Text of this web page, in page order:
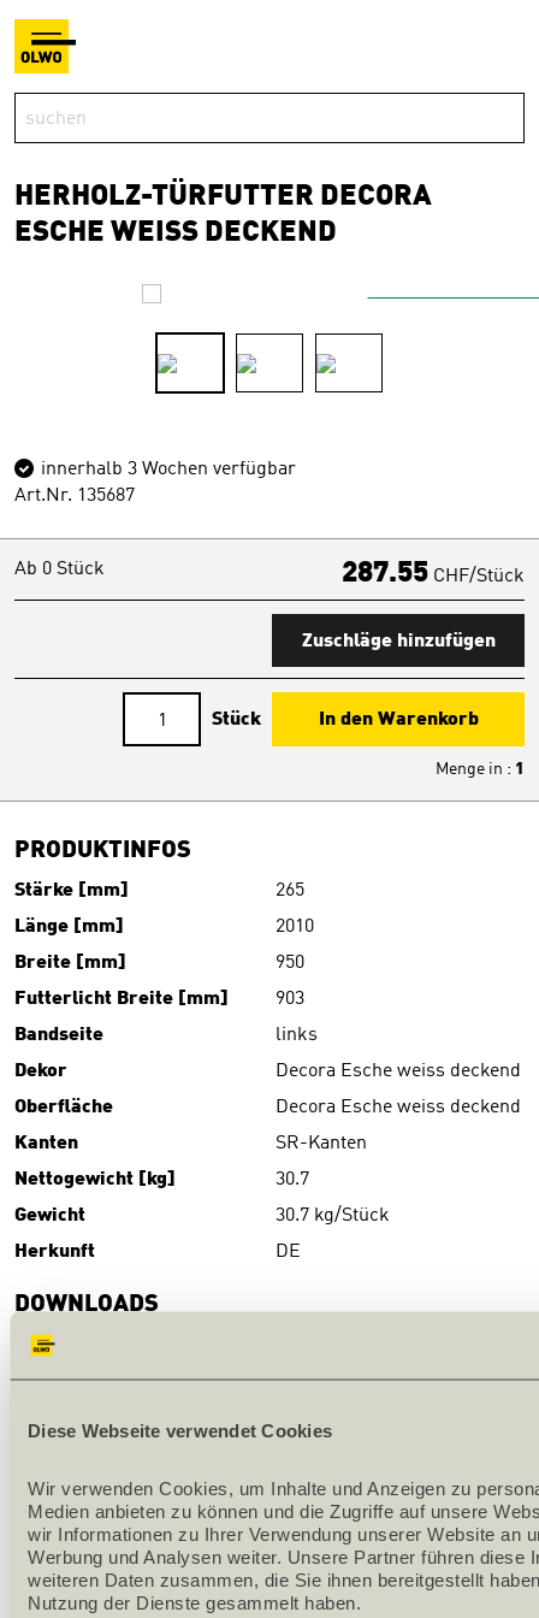
Diese Webseite verwendet Cookies
Wir verwenden Cookies, um Inhalte und Anzeigen zu
Medien anbieten zu können und die Zugriffe auf unsere
wir Informationen zu Ihrer Verwendung unserer Website an
Werbung und Analysen weiter. Unsere Partner führen diese
weiteren Daten zusammen, die Sie ihnen bereitgestellt
Nutzung der Dienste gesammelt haben.
HERHOLZ-TÜRFUTTER DECORA
ESCHE WEISS DECKEND
innerhalb 3 Wochen verfügbar
Art.Nr. 135687
Ab 0 Stück 287.55 CHF/Stück
Zuschläge hinzufügen
Stück In den Warenkorb
Menge in : 1
PRODUKTINFOS
Stärke [mm]
265
Länge [mm]
2010
Breite [mm]
950
Futterlicht Breite [mm]
903
Bandseite
links
Dekor
Decora Esche weiss deckend
Oberfläche
Decora Esche weiss deckend
Kanten
SR-Kanten
Nettogewicht [kg]
30.7
Gewicht
30.7 kg/Stück
Herkunft
DE
DOWNLOADS
Download
(PDF)
Oberfläche: Melamin-CPL-Laminat belegt
Futterkante: SR-Kante